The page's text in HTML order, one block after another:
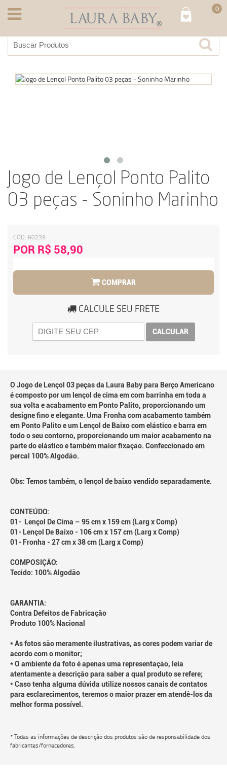
0
Jogo de Lençol Ponto Palito
03 peças - Soninho Marinho
CÓD: R0239
POR R$ 58,90
COMPRAR
CALCULE SEU FRETE
CALCULAR
O Jogo de Lençol 03 peças da Laura Baby para Berço Americano
é composto por um lençol de cima em com barrinha em toda a
sua volta e acabamento em Ponto Palito, proporcionando um
designe fino e elegante. Uma Fronha com acabamento também
em Ponto Palito e um Lençol de Baixo com elástico e barra em
todo o seu contorno, proporcionando um maior acabamento na
parte do elástico e também maior fixação. Confeccionado em
percal 100% Algodão.
Obs: Temos também, o lençol de baixo vendido separadamente.
CONTEÚDO:
01- Lençol De Cima – 95 cm x 159 cm (Larg x Comp)
01- Lençol De Baixo - 106 cm x 157 cm (Larg x Comp)
01- Fronha - 27 cm x 38 cm (Larg x Comp)
COMPOSIÇÃO:
Tecido: 100% Algodão
GARANTIA:
Contra Defeitos de Fabricação
Produto 100% Nacional
* As fotos são meramente ilustrativas, as cores podem variar de
acordo com o monitor;
* O ambiente da foto é apenas uma representação, leia
atentamente a descrição para saber a qual produto se refere;
* Caso tenha alguma dúvida utilize nossos canais de contatos
para esclarecimentos, teremos o maior prazer em atendê-los da
melhor forma possível.
* Todas as informações de descrição dos produtos são de responsabilidade dos
fabricantes/fornecedores.